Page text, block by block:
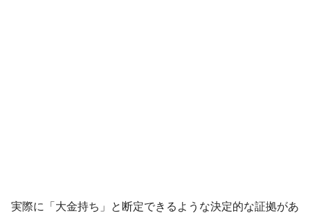
実際に「大金持ち」と断定できるような決定的な証拠があ